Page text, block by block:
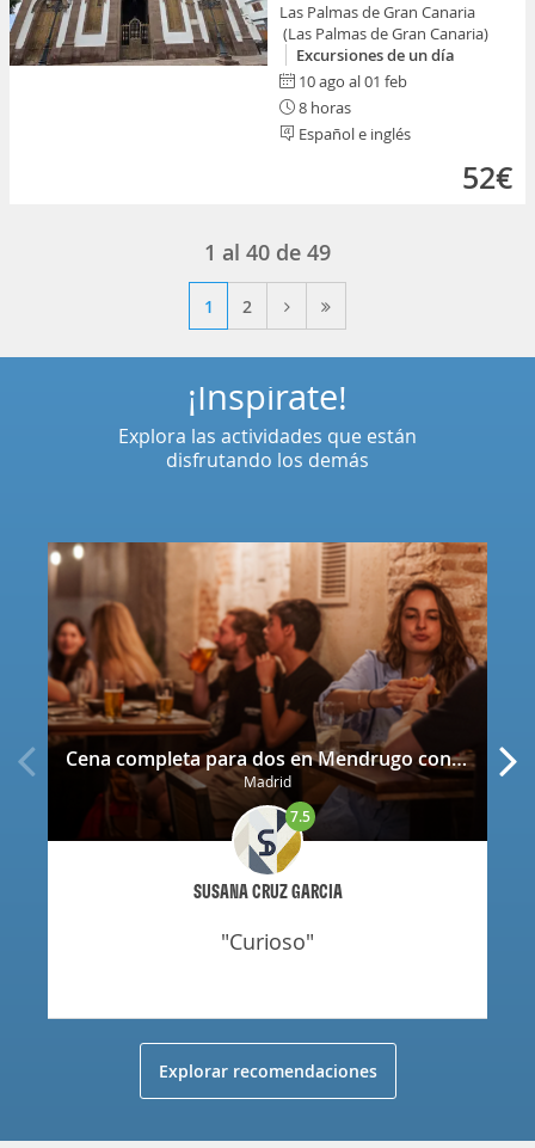
Las Palmas de Gran Canaria
(Las Palmas de Gran Canaria)
Excursiones de un día
10 ago al 01 feb
8 horas
Español e inglés
52€
1 al 40 de 49
1 2
Cena completa para dos en Mendrugo con cerveza artesana incluida
Madrid
SUSANA CRUZ GARCIA
7.5
"curioso"
¡Inspírate!
Explora las actividades que están
disfrutando los demás
Explorar recomendaciones